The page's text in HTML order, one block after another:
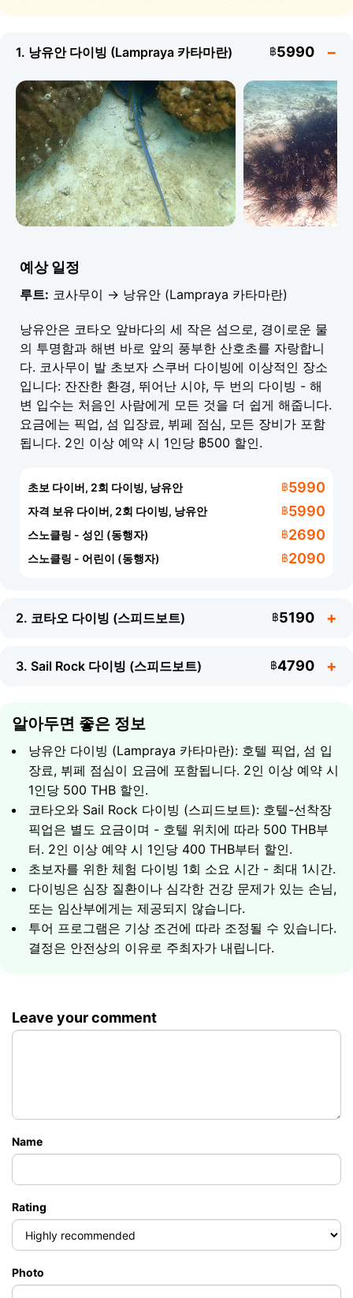
이빙 포인트
Sail Rock은 태국만에서 가장 유명한 수중 첨봉으로, 코타
오에서 북쪽으로 약 15 km 떨어진 곳에 있습니다. 태국 전
이곳을 서식지로 삼고 있습니다. 코사무이 발 Sail Rock 다
이빙은 자격을 갖춘 다이버만 이용할 수 있습니다 - 다이빙
니다.
준비물
수영복과 수건
방수 자외선 차단제
카메라 또는 GoPro (수중 촬영용)
해변에서 쉴 때 입을 가벼운 옷
1. 낭유안 다이빙 (Lampraya 카타마란) ฿5990
예상 일정
루트: 코사무이 → 낭유안 (Lampraya 카타마란)
낭유안은 코타오 앞바다의 세 작은 섬으로, 경이로운 물
의 투명함과 해변 바로 앞의 풍부한 산호초를 자랑합니
다. 코사무이 발 초보자 스쿠버 다이빙에 이상적인 장소
입니다: 잔잔한 환경, 뛰어난 시야, 두 번의 다이빙 - 해
변 입수는 처음인 사람에게 모든 것을 더 쉽게 해줍니다.
요금에는 픽업, 섬 입장료, 뷔페 점심, 모든 장비가 포함
됩니다. 2인 이상 예약 시 1인당 ฿500 할인.
초보 다이버, 2회 다이빙, 낭유안 ฿5990
자격 보유 다이버, 2회 다이빙, 낭유안 ฿5990
스노클링 - 성인 (동행자) ฿2690
스노클링 - 어린이 (동행자) ฿2090
2. 코타오 다이빙 (스피드보트) ฿5190
예상 일정
루트: 코사무이 → 코타오 (스피드보트)
코타오 - "거북섬" - 은 동남아시아에서 가장 인기 있는
다이빙 명소 중 하나입니다. 다이빙 강사가 선착장에서
여러분을 맞이하고 함께 스피드보트로 섬 주변 최고의
다이빙 포인트로 향합니다. 수정처럼 맑은 물에서 두 번
3. Sail Rock 다이빙 (스피드보트) ฿4790
예상 일정
루트:코사무이 → Sail Rock (스피드보트)
Sail Rock은 코사무이와 코타오 인근 다이빙의 보석이
립니다: 고래상어, 바라쿠다, 거대한 물고기 무리, 특별한
자격 보유 다이버, 2회 다이빙, Sail Rock ฿4790
동행자를 위한 스노클링
알아두면 좋은 정보
낭유안 다이빙 (Lampraya 카타마란): 호텔 픽업, 섬 입
장료, 뷔페 점심이 요금에 포함됩니다. 2인 이상 예약 시
1인당 500 THB 할인.
코타오와 Sail Rock 다이빙 (스피드보트): 호텔-선착장
픽업은 별도 요금이며 - 호텔 위치에 따라 500 THB부
터. 2인 이상 예약 시 1인당 400 THB부터 할인.
초보자를 위한 체험 다이빙 1회 소요 시간 - 최대 1시간.
다이빙은 심장 질환이나 심각한 건강 문제가 있는 손님,
또는 임산부에게는 제공되지 않습니다.
투어 프로그램은 기상 조건에 따라 조정될 수 있습니다.
결정은 안전상의 이유로 주최자가 내립니다.
Leave your comment
Name
Rating
Photo